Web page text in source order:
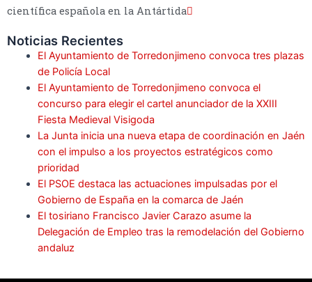
científica española en la Antártida
Noticias Recientes
El Ayuntamiento de Torredonjimeno convoca tres plazas
de Policía Local
El Ayuntamiento de Torredonjimeno convoca el
concurso para elegir el cartel anunciador de la XXIII
Fiesta Medieval Visigoda
La Junta inicia una nueva etapa de coordinación en Jaén
con el impulso a los proyectos estratégicos como
prioridad
El PSOE destaca las actuaciones impulsadas por el
Gobierno de España en la comarca de Jaén
El tosiriano Francisco Javier Carazo asume la
Delegación de Empleo tras la remodelación del Gobierno
andaluz